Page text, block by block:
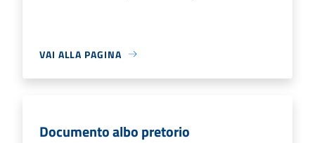
VAI ALLA PAGINA
Documento albo pretorio